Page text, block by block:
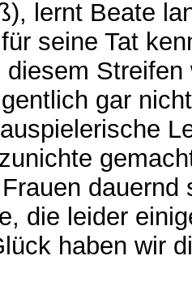
lernt Beate
seine Tat
gar
die leider
haben wir